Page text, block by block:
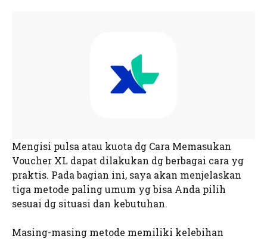
Mengisi pulsa atau kuota dg Cara Memasukan
Voucher XL dapat dilakukan dg berbagai cara yg
praktis. Pada bagian ini, saya akan menjelaskan
tiga metode paling umum yg bisa Anda pilih
sesuai dg situasi dan kebutuhan.
Masing-masing metode memiliki kelebihan